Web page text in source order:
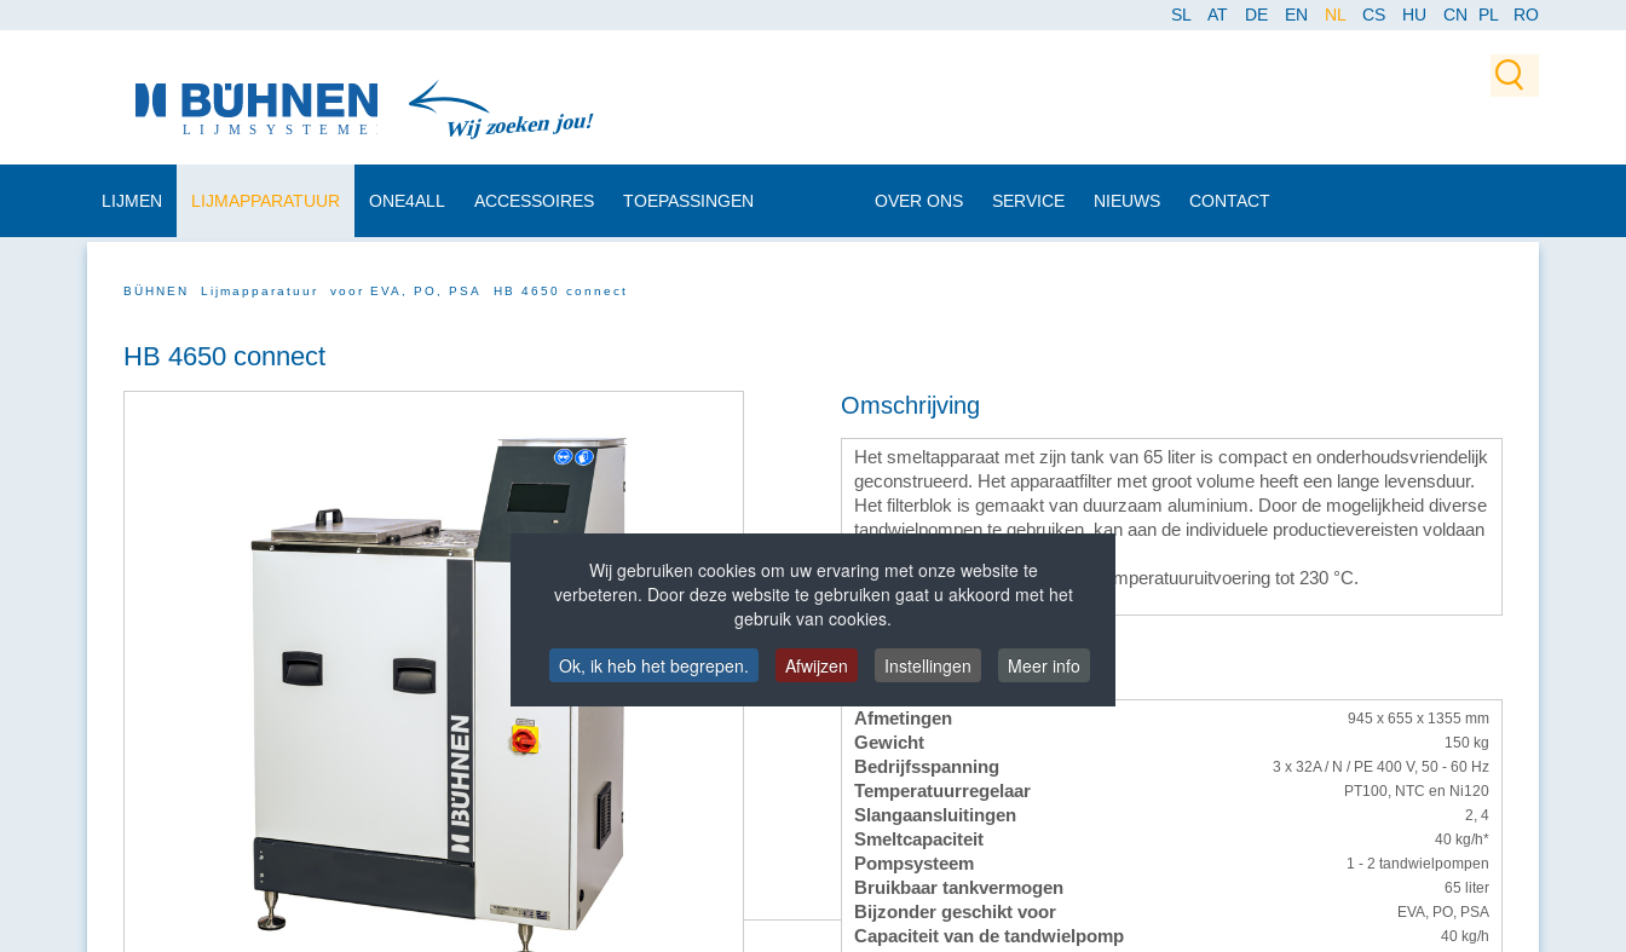
SL AT DE EN NL CS HU CN PL RO
LIJMEN LIJMAPPARATUUR ONE4ALL ACCESSOIRES TOEPASSINGEN OVER ONS SERVICE NIEUWS CONTACT
BÜHNEN Lijmapparatuur voor EVA, PO, PSA HB 4650 connect
HB 4650 connect
Omschrijving
Het smeltapparaat met zijn tank van 65 liter is compact en onderhoudsvriendelijk
geconstrueerd. Het apparaatfilter met groot volume heeft een lange levensduur.
Het filterblok is gemaakt van duurzaam aluminium. Door de mogelijkheid diverse
tandwielpompen te gebruiken, kan aan de individuele productievereisten voldaan
Optioneel verkrijgbaar als hogetemperatuuruitvoering tot 230 °C.
Technische gegevens
Afmetingen 945 x 655 x 1355 mm
Gewicht 150 kg
Bedrijfsspanning 3 x 32A / N / PE 400 V, 50 - 60 Hz
Temperatuurregelaar PT100, NTC en Ni120
Slangaansluitingen 2, 4
Smeltcapaciteit 40 kg/h*
Pompsysteem 1 - 2 tandwielpompen
Bruikbaar tankvermogen 65 liter
Bijzonder geschikt voor EVA, PO, PSA
Capaciteit van de tandwielpomp 40 kg/h
Wij gebruiken cookies om uw ervaring met onze website te
verbeteren. Door deze website te gebruiken gaat u akkoord met het
gebruik van cookies.
Ok, ik heb het begrepen.
Afwijzen Instellingen Meer info